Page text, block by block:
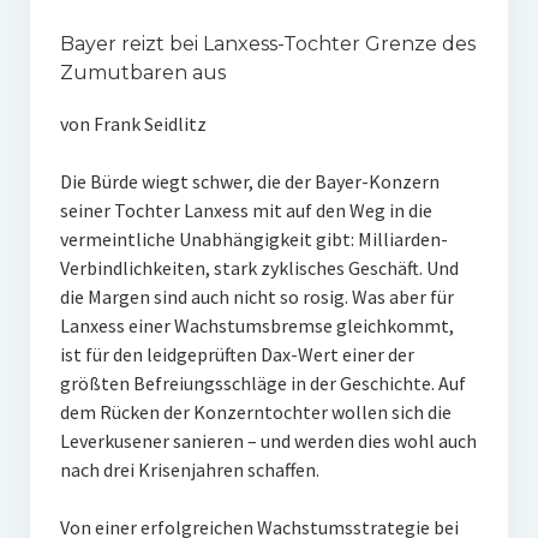
Bayer reizt bei Lanxess-Tochter Grenze des
Zumutbaren aus
von Frank Seidlitz
Die Bürde wiegt schwer, die der Bayer-Konzern
seiner Tochter Lanxess mit auf den Weg in die
vermeintliche Unabhängigkeit gibt: Milliarden-
Verbindlichkeiten, stark zyklisches Geschäft. Und
die Margen sind auch nicht so rosig. Was aber für
Lanxess einer Wachstumsbremse gleichkommt,
ist für den leidgeprüften Dax-Wert einer der
größten Befreiungsschläge in der Geschichte. Auf
dem Rücken der Konzerntochter wollen sich die
Leverkusener sanieren – und werden dies wohl auch
nach drei Krisenjahren schaffen.
Von einer erfolgreichen Wachstumsstrategie bei